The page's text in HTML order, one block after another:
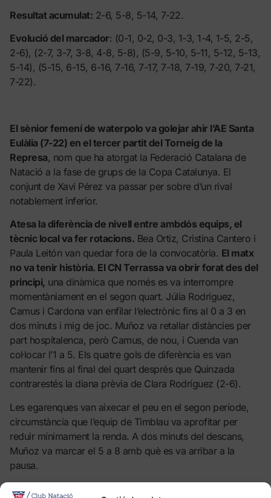
Resultat acumulat: 2-6, 5-8, 5-14, 7-22.
Evolució del marcador: (0-1, 0-2, 0-3, 1-3, 1-4, 1-5, 2-5,
2-6), (2-7, 3-7, 3-8, 4-8, 5-8), (5-9, 5-10, 5-11, 5-12, 5-13,
5-14), (5-15, 6-15, 6-16, 7-16, 7-17, 7-18, 7-19, 7-20, 7-21,
7-22).
El sènior femení de waterpolo va golejar ahir l’AE Santa
Eulàlia (7-22) en el tercer partit del Torneig de la
Represa, nom que ha atorgat la Federació Catalana de
Natació a la fase de grups de la Copa Catalunya. El
conjunt de Xavi Pérez va passar per sobre d’un rival
notablement inferior.
Atesa la diferència de nivell entre ambdós equips, el
tècnic local va fer rotacions. Bea Ortiz, Cristina Cantero i
Paula Leitón van quedar fora de la convocatòria. El matx
no va tenir història. El CN Terrassa va obrir forat des del
principi, una dinàmica que només es va interrompre
momentàniament en el segon quart. Júlia Rodríguez,
Camus i Cardona van enfilar l’electrònic fins al 0 a 3 en
dos minuts i mig de joc. Muñoz va retallar distàncies per
part hospitalenca, però Camus, de nou, i Cuenda van
col·locar l’1 a 5. Els quatre gols de diferència es van
mantenir fins al final del quart després que Quinzada
contrarestés la diana prèvia de Clara Rodríguez (2-6).
Les egarenques van aixecar el peu en el segon període,
circumstància que l’equip de Timblau va aprofitar per
reduir mínimament la renda. A dos minuts del descans,
Muñoz va marcar el 5 a 8 amb què es va arribar a la
pausa.
A la represa, el CN Terrassa va apujar novament el llistó